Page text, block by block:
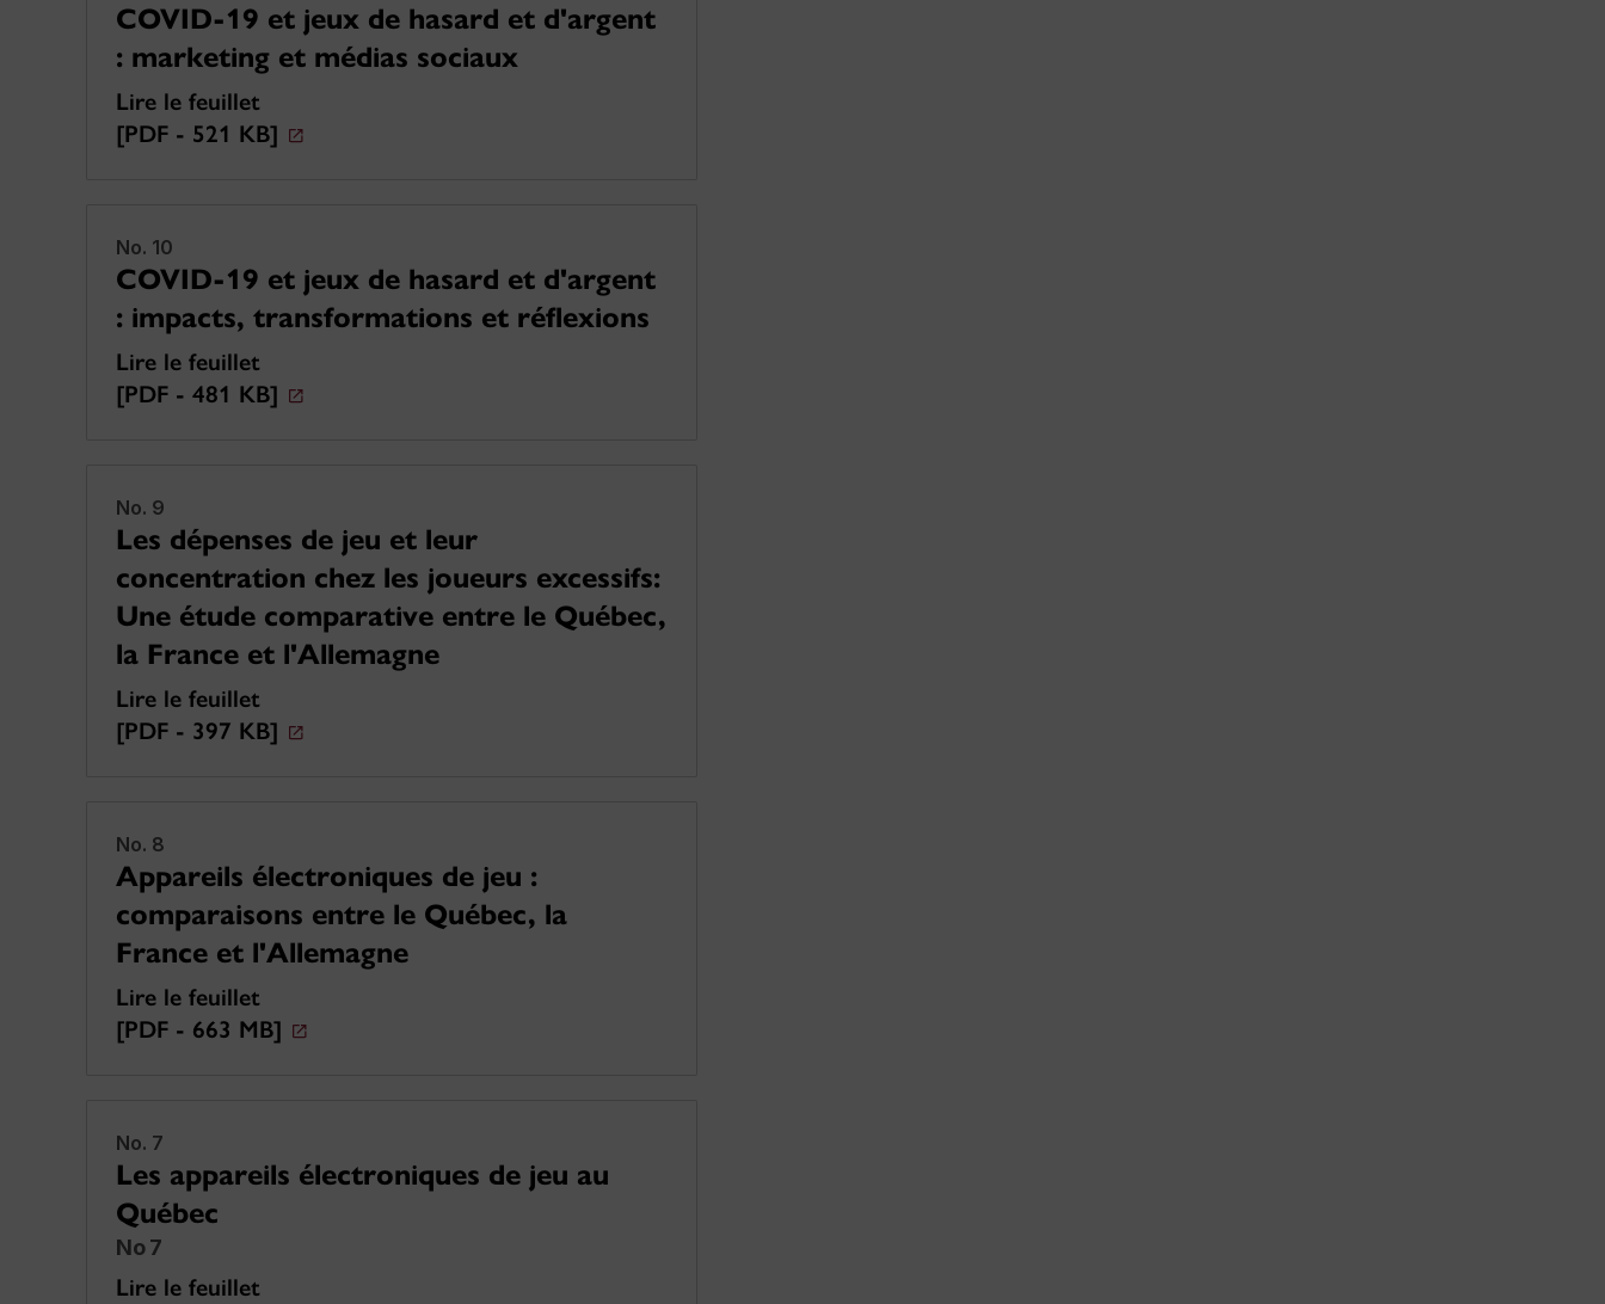
COVID-19 et jeux de hasard et d'argent
: marketing et médias sociaux
Lire le feuillet
[PDF - 521 KB]
No. 10
COVID-19 et jeux de hasard et d'argent
: impacts, transformations et réflexions
Lire le feuillet
[PDF - 481 KB]
No. 9
Les dépenses de jeu et leur
concentration chez les joueurs excessifs:
Une étude comparative entre le Québec,
la France et l'Allemagne
Lire le feuillet
[PDF - 397 KB]
No. 8
Appareils électroniques de jeu :
comparaisons entre le Québec, la
France et l'Allemagne
Lire le feuillet
[PDF - 663 MB]
No. 7
Les appareils électroniques de jeu au
Québec
No 7
Lire le feuillet